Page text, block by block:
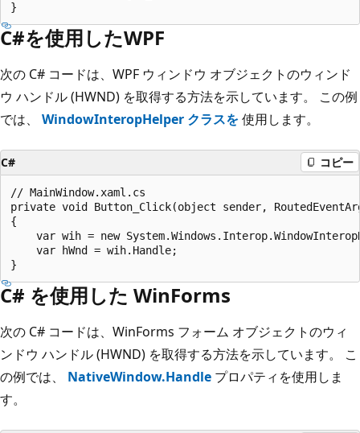
C#を使用したWPF
次の C# コードは、WPF ウィンドウ オブジェクトのウィンド
ウ ハンドル (HWND) を取得する方法を示しています。 この例
では、 WindowInteropHelper クラスを使用します。
C# コピー
// MainWindow.xaml.cs
private void Button_Click(object sender,
{
var wih = new
    var hWnd = wih.Handle;
C# を使用した WinForms
次の C# コードは、WinForms フォーム オブジェクトのウィ
ンドウ ハンドル (HWND) を取得する方法を示しています。 こ
の例では、 NativeWindow.Handle プロパティを使用しま
す。